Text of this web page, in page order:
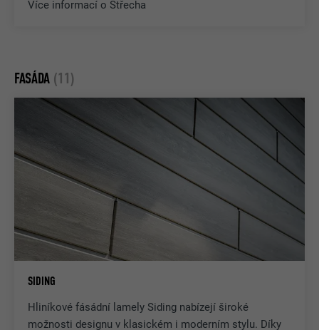
Více informací o Střecha
FASÁDA (11)
SIDING
Hliníkové fásádní lamely Siding nabízejí široké
možnosti designu v klasickém i moderním stylu. Díky